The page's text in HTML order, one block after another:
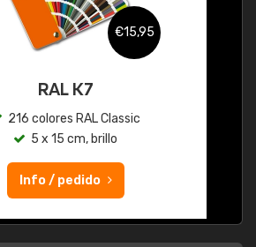
€15,95
RAL K7
216 colores RAL Classic
5 x 15 cm, brillo
Info / pedido